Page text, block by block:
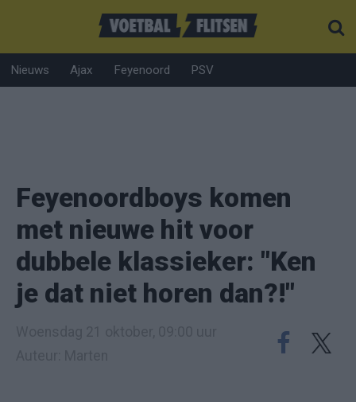
Nieuws Ajax Feyenoord PSV
Feyenoordboys komen
met nieuwe hit voor
dubbele klassieker: "Ken
je dat niet horen dan?!"